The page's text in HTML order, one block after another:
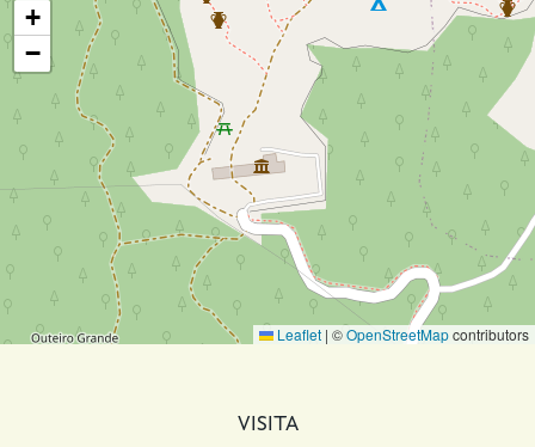
+
−
Leaflet | ©OpenStreetMapcontributors
MAIN NAVIGATION
VISITA